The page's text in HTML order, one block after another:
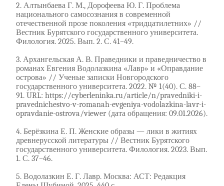
2. Алтынбаева Г. М., Дорофеева Ю. Г. Проблема
национального самосознания в современной
отечественной прозе поколения «тридцатилетних» //
Вестник Бурятского государственного университета.
Филология. 2025. Вып. 2. С. 41–49.
3. Архангельская А. В. Праведники и праведничество в
романах Евгения Водолазкина «Лавр» и «Оправдание
острова» // Ученые записки Новгородского
государственного университета. 2022. № 1(40). С. 88–
91. URL: https://cyberleninka.ru/article/n/pravedniki-i-
pravednichestvo-v-romanah-evgeniya-vodolazkina-lavr-i-
opravdanie-ostrova/viewer (дата обращения: 09.01.2026).
4. Берёзкина Е. П. Женские образы — лики в житиях
древнерусской литературы // Вестник Бурятского
государственного университета. Филология. 2023. Вып.
1. С. 37–46.
5. Водолазкин Е. Г. Лавр. Москва: АСТ: Редакция